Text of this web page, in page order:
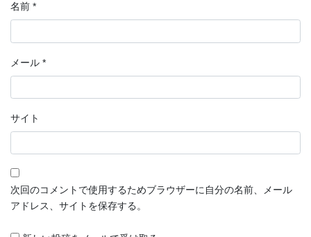
名前 *
メール *
サイト
次回のコメントで使用するためブラウザーに自分の名前、メール
アドレス、サイトを保存する。